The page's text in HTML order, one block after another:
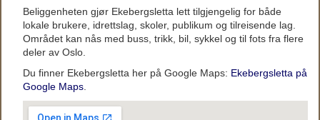
Beliggenheten gjør Ekebergsletta lett tilgjengelig for både
lokale brukere, idrettslag, skoler, publikum og tilreisende lag.
Området kan nås med buss, trikk, bil, sykkel og til fots fra flere
deler av Oslo.
Du finner Ekebergsletta her på Google Maps: Ekebergsletta på
Google Maps